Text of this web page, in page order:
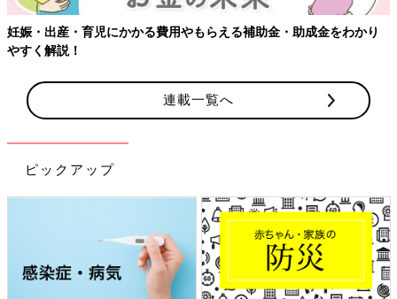
セブンイレブンでしか買えない！この春
んありますが、アイスも限定商品などがあり美
味しいと評判です。今回は、セブンイレブンで
しか買えない今話題のアイスをインスタグラム
レアチーズスイーツを中心に、セブンイレブンで買える今話題の
スイーツをご紹介しました。今の時期しか食べられないものもあ
※記事内容でご紹介している投稿、リンク先は、削除される場合
があります。あらかじめご了承ください。
※記事の内容は記載当時の情報であり、現在と異なる場合があり
妊娠・出産・育児にかかる費用やもらえる補助金・助成金をわかり
やすく解説！
連載一覧へ
ピックアップ